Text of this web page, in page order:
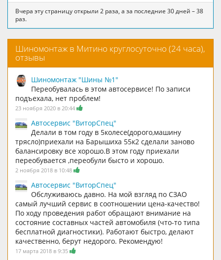
Вчера эту страницу открыли 2 раза, а за последние 30 дней – 38
раз.
Шиномонтаж в Митино круглосуточно (24 часа),
отзывы
Шиномонтаж "Шины №1"
Переобувалась в этом автосервисе! По записи
подъехала, нет проблем!
23 ноября 2020 в 20:44
Автосервис "ВиторСпец"
Делали в том году в 5колесе(дорого,машину
трясло)приехали на Барышиха 55к2 сделали заново
балансировку все хорошо.В этом году приехали
переобувается ,переобули бысто и хорошо.
2 ноября 2018 в 10:48
Автосервис "ВиторСпец"
Обслуживаюсь давно. На мой взгляд по СЗАО
самый лучший сервис в соотношении цена-качество!
По ходу проведения работ обращают внимание на
состояние составных частей автомобиля (что-то типа
бесплатной диагностики). Работают быстро, делают
качественно, берут недорого. Рекомендую!
17 марта 2018 в 9:35